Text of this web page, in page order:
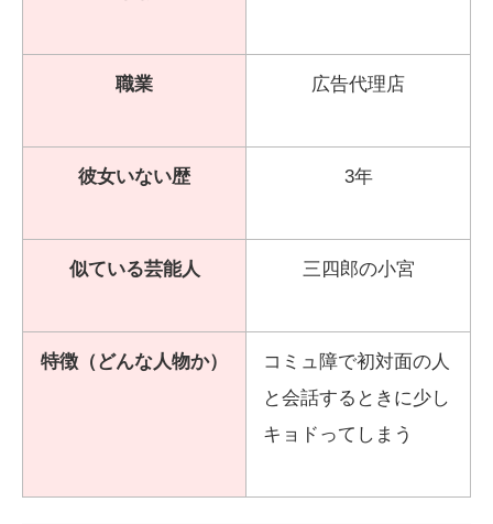
職業 広告代理店
彼女いない歴 3年
似ている芸能人 三四郎の小宮
特徴（どんな人物か）
コミュ障で初対面の人
と会話するときに少し
キョドってしまう